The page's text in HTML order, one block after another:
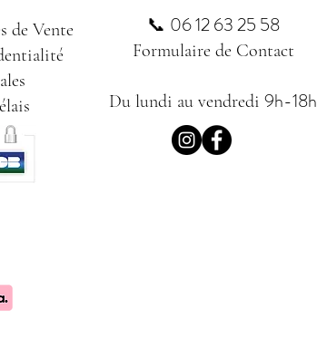
de Vente
📞 06 12 63 25 58
Formulaire de Contact
Du lundi au vendredi 9h-18h